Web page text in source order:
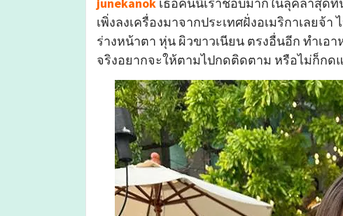
เพิ่งลงเครื่องมาจากประเทศฝั่งอเมริกาเลยจ้า
ร่างหน้าตา หุ่น ผิวขาวเนียน ตรงอื่นอีก ทำเอ
จริงอยากจะให้ตามไปกดติดตาม หรือไม่ก็กด